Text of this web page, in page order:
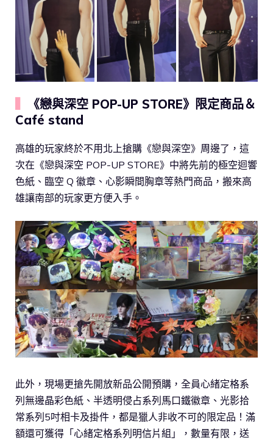
《戀與深空 POP-UP STORE》限定商品＆
Café stand
高雄的玩家終於不用北上搶購《戀與深空》周邊了，這
次在《戀與深空 POP-UP STORE》中將先前的極空迴響
色紙、臨空 Q 徽章、心影瞬間胸章等熱門商品，搬來高
雄讓南部的玩家更方便入手。
此外，現場更搶先開放新品公開預購，全員心緒定格系
列無邊晶彩色紙、半透明侵占系列馬口鐵徽章、光影拾
常系列5吋相卡及掛件，都是獵人非收不可的限定品！滿
額還可獲得「心緒定格系列明信片組」，數量有限，送